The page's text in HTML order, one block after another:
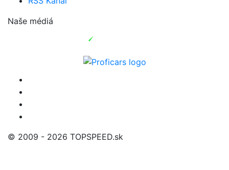
Naše médiá
© 2009 - 2026 TOPSPEED.sk